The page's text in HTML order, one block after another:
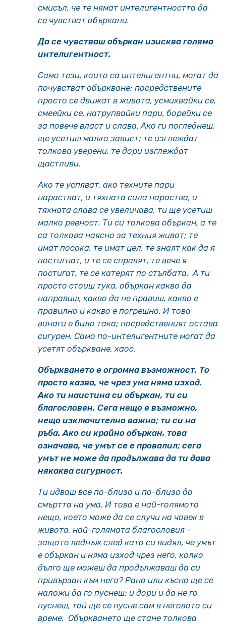
смисъл, че те нямат интелигентността да
се чувстват объркани.
Да се чувстваш объркан изисква голяма
интелигентност.
Само тези, които са интелигентни, могат да
почувстват объркване; посредствените
просто се движат в живота, усмихвайки се,
смеейки се, натрупвайки пари, борейки се
за повече власт и слава. Ако ги погледнеш,
ще усетиш малко завист; те изглеждат
толкова уверени, те дори изглеждат
щастливи.
Ако те успяват, ако техните пари
нарастват, и тяхната сила нараства, и
тяхната слава се увеличава, ти ще усетиш
малко ревност. Ти си толкова объркан, а те
са толкова наясно за техния живот; те
имат посока, те имат цел, те знаят как да я
постигнат, и те се справят, те вече я
постигат, те се катерят по стълбата. А ти
просто стоиш тука, объркан какво да
направиш, какво да не правиш, какво е
правилно и какво е погрешно. И това
винаги е било така; посредственият остава
сигурен. Само по-интелигентните могат да
усетят объркване, хаос.
Объркването е огромна възможност. То
просто казва, че чрез ума няма изход.
Ако ти наистина си объркан, ти си
благословен. Сега нещо е възможно,
нещо изключително важно; ти си на
ръба. Ако си крайно объркан, това
означава, че умът се е провалил; сега
умът не може да продължава да ти дава
някаква сигурност.
Ти идваш все по-близо и по-близо до
смъртта на ума. И това е най-голямото
нещо, което може да се случи на човек в
живота, най-голямата благословия –
защото веднъж след като си видял, че умът
е объркан и няма изход чрез него, колко
дълго ще можеш да продължаваш да си
привързан към него? Рано или късно ще се
наложи да го пуснеш; и дори и да не го
пуснеш, той ще се пусне сам в неговото си
време. Объркването ще стане толкова